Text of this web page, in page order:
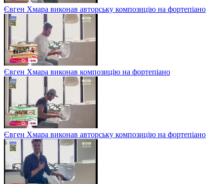
Євген Хмара виконав авторську композицію на фортепіано
Євген Хмара виконав композицію на фортепіано
Євген Хмара виконав авторську композицію на фортепіано